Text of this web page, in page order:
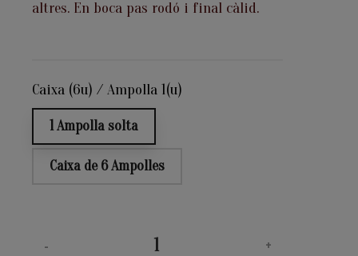
altres. En boca pas rodó i final càlid.
Caixa (6u) / Ampolla 1(u)
1 Ampolla solta
Caixa de 6 Ampolles
- +